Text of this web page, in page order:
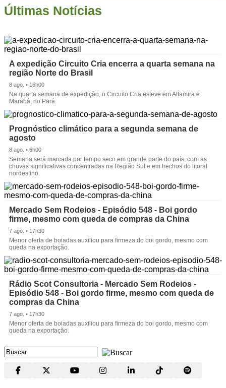
Últimas Notícias
A expedição Circuito Cria encerra a quarta semana na
região Norte do Brasil
8 ago. • 16h00
Na quarta semana de expedição, o Circuito Cria esteve em Altamira e
Marabá, no Pará.
Prognóstico climático para a segunda semana de
agosto
8 ago. • 6h00
Semana será marcada por tempo seco em grande parte do país, com as
chuvas significativas concentradas na Região Sul e em trechos do litoral
nordestino.
Mercado Sem Rodeios - Episódio 548 - Boi gordo
firme, mesmo com queda de compras da China
7 ago. • 17h30
Menor oferta de boiadas auxiliou para firmeza do boi gordo, mesmo com
queda na exportação.
Rádio Scot Consultoria - Mercado Sem Rodeios -
Episódio 548 - Boi gordo firme, mesmo com queda de
compras da China
7 ago. • 17h30
Menor oferta de boiadas auxiliou para firmeza do boi gordo, mesmo com
queda na exportação.